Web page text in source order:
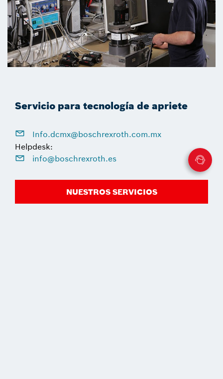
Servicio para tecnología de apriete
Info.dcmx@boschrexroth.com.mx
Helpdesk:
info@boschrexroth.es
NUESTROS SERVICIOS